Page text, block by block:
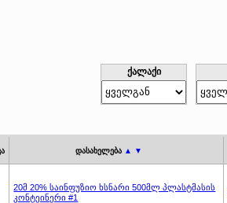
ქალაქი
დასახელება ▲ ▼
20მ 20% საინფუზიო ხსნარი 500მლ პლასტმასის
კონტეინერი #1